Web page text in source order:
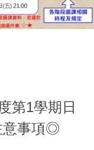
第1學期日
意事項◎